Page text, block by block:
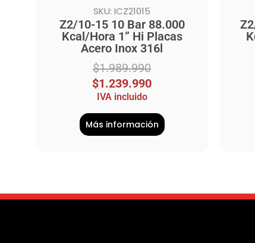
SKU: ICZ21015
Z2/10-15 10 Bar 88.000
Kcal/Hora 1” Hi Placas
Acero Inox 316l
$1.989.990
$1.239.990
IVA incluido
Más información